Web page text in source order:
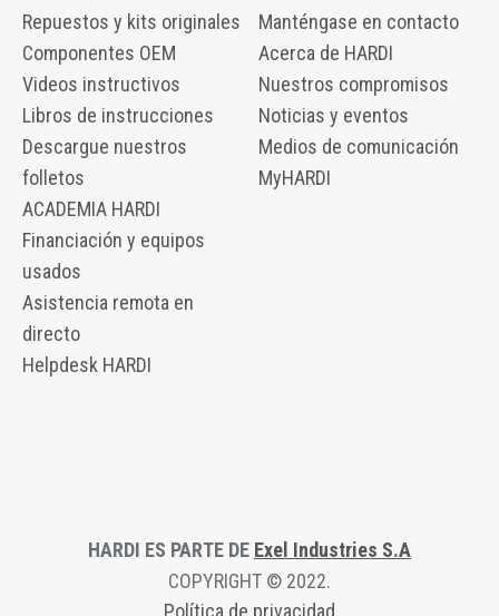
Repuestos y kits originales
Componentes OEM
Videos instructivos
Libros de instrucciones
Descargue nuestros
folletos
ACADEMIA HARDI
Financiación y equipos
usados
Asistencia remota en
directo
Helpdesk HARDI
Manténgase en contacto
Acerca de HARDI
Nuestros compromisos
Noticias y eventos
Medios de comunicación
MyHARDI
HARDI ES PARTE DE Exel Industries S.A
COPYRIGHT © 2022.
Política de privacidad